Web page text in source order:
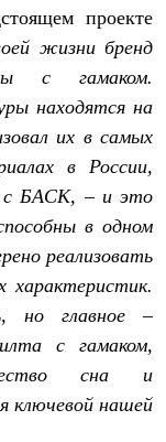
проекте
жизни бренд
с гамаком.
находятся на
их в самых
в России,
с БАСК, – и это
в одном
реализовать
характеристик.
но главное –
с гамаком,
сна и
ключевой нашей